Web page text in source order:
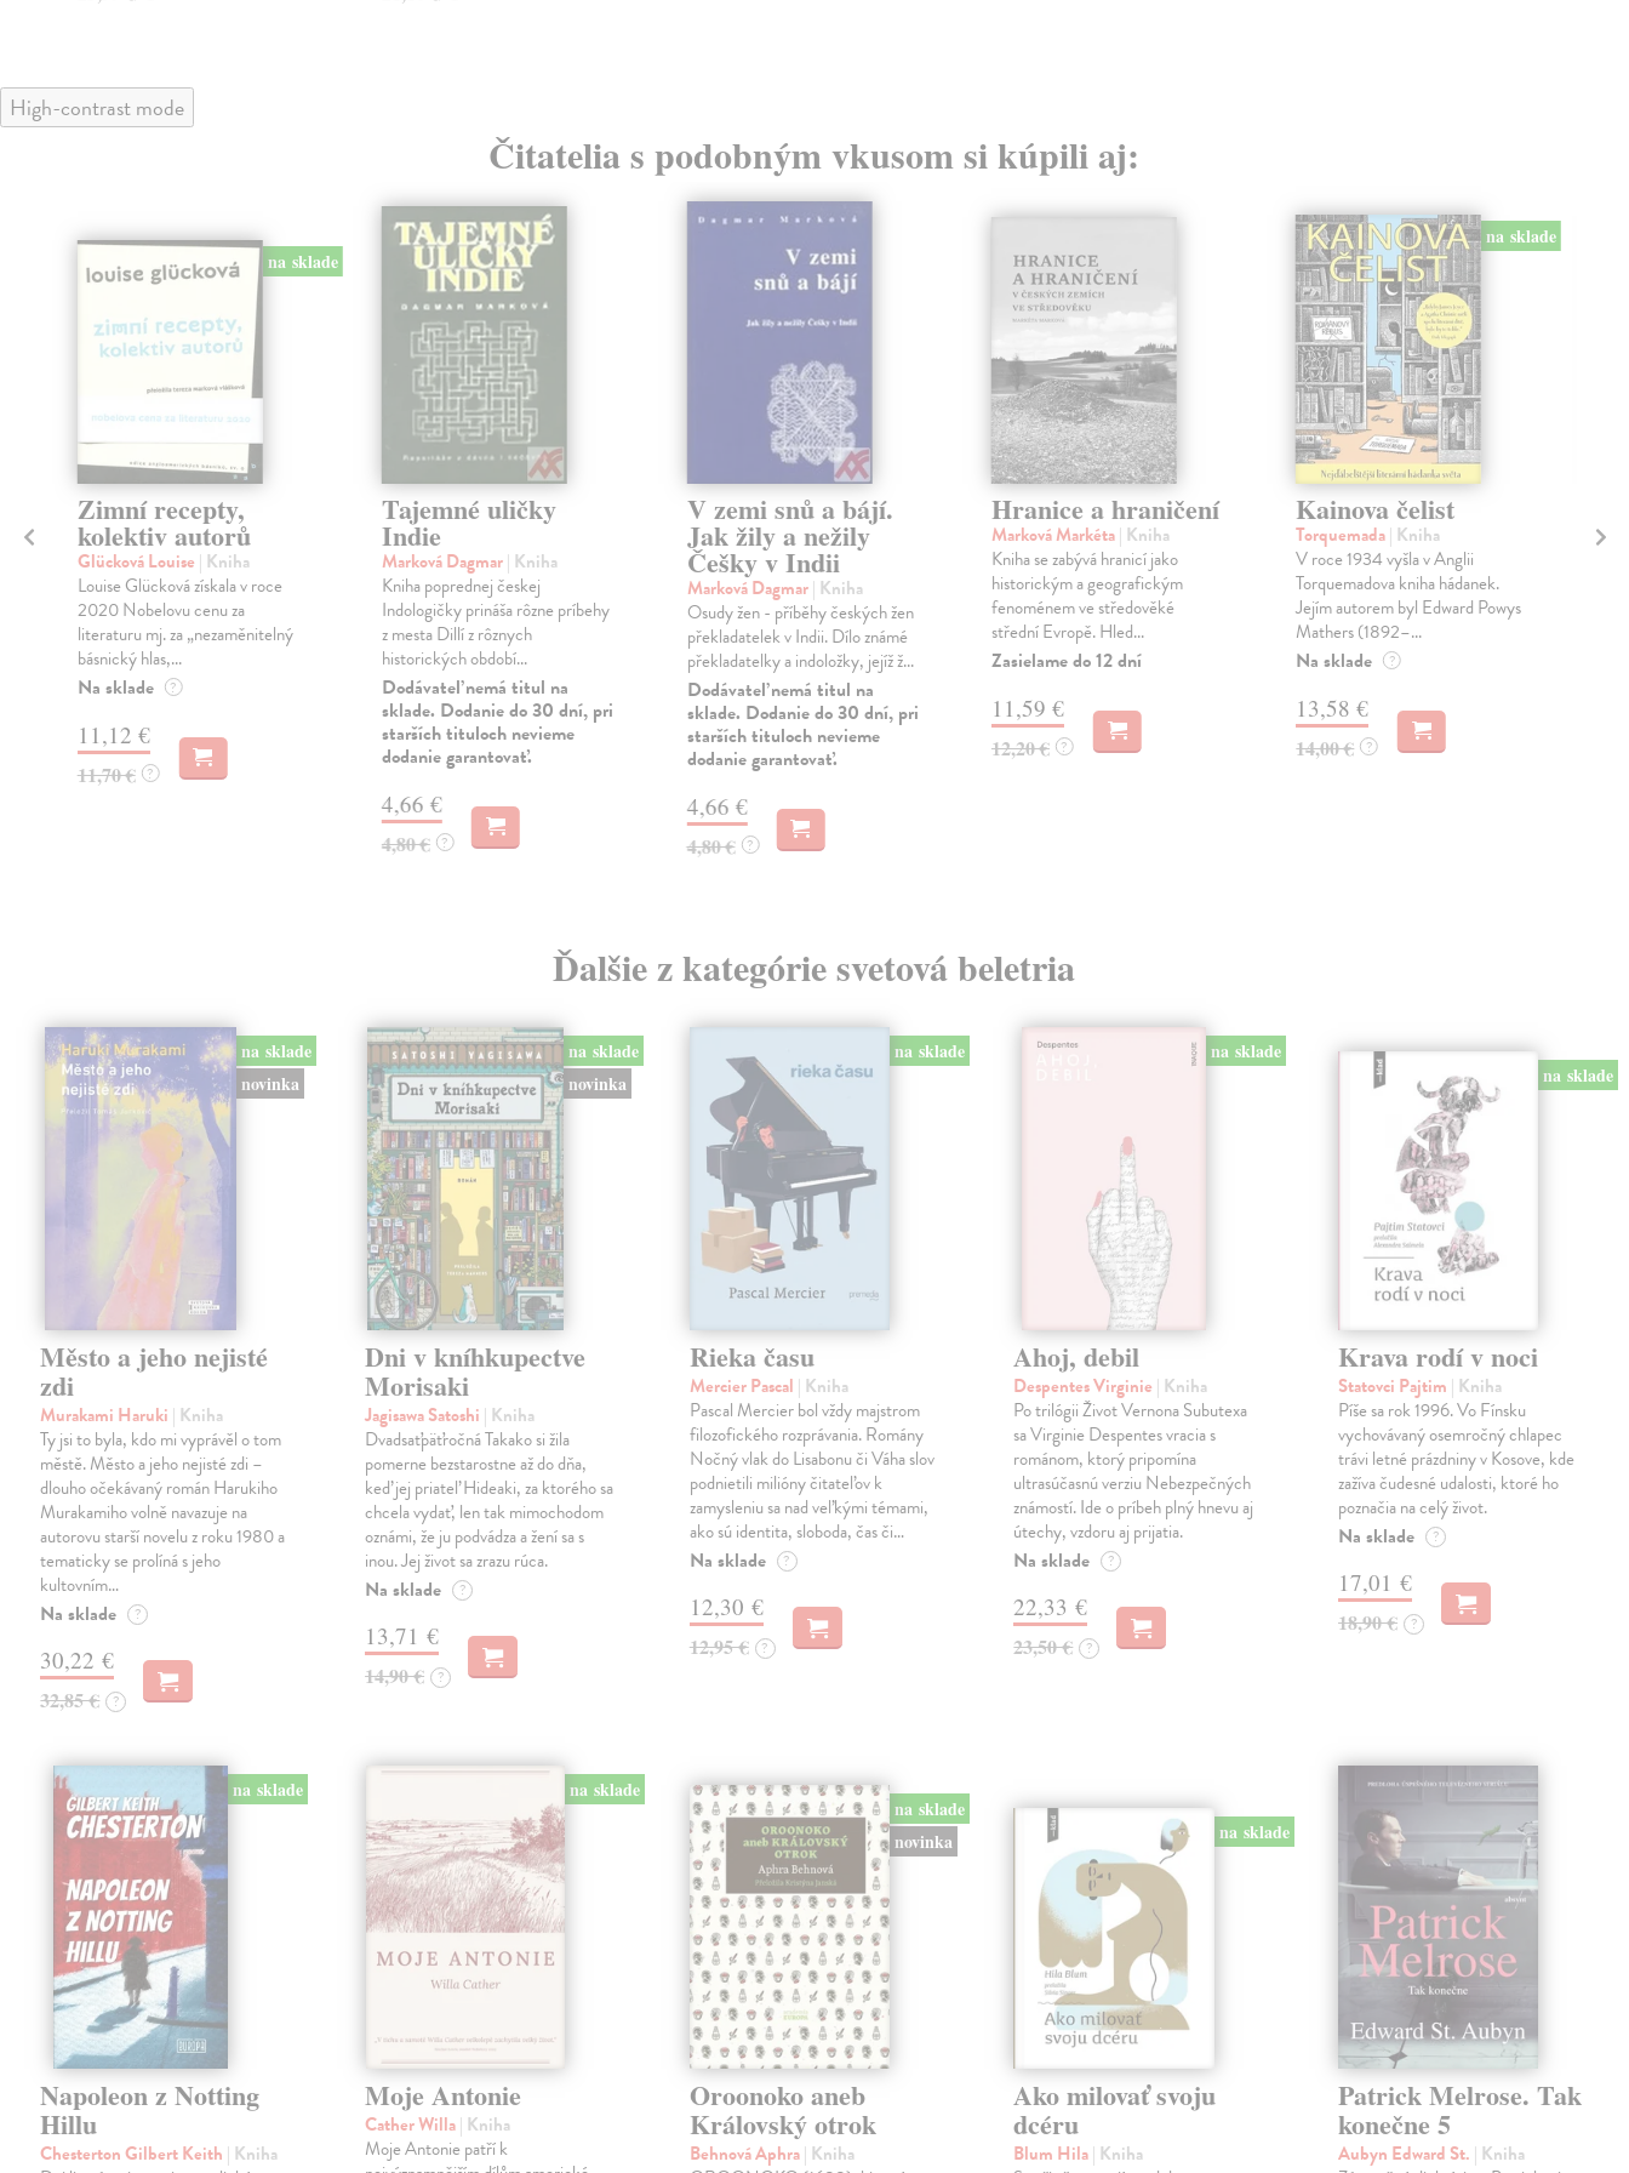
High-contrast mode
Čitatelia s podobným vkusom si kúpili aj:
na sklade
Zimní recepty,
kolektiv autorů
Glücková Louise | Kniha
Louise Glücková získala v roce
2020 Nobelovu cenu za
literaturu mj. za „nezaměnitelný
básnický hlas,...
Na sklade ?
11,12 €
11,70 € ?
Tajemné uličky
Indie
Marková Dagmar| Kniha
Kniha poprednej českej
Indologičky prináša rôzne príbehy
z mesta Dillí z rôznych
historických období...
Dodávateľ nemá titul na
sklade. Dodanie do 30 dní, pri
starších tituloch nevieme
dodanie garantovať.
4,66 €
4,80 € ?
V zemi snů a bájí.
Jak žily a nežily
Češky v Indii
Marková Dagmar| Kniha
Osudy žen - příběhy českých žen
překladatelek v Indii. Dílo známé
překladatelky a indoložky, jejíž ž...
Dodávateľ nemá titul na
sklade. Dodanie do 30 dní, pri
starších tituloch nevieme
dodanie garantovať.
4,66 €
4,80 € ?
Hranice a hraničení
Marková Markéta| Kniha
Kniha se zabývá hranicí jako
historickým a geografickým
fenoménem ve středověké
střední Evropě. Hled...
Zasielame do 12 dní
11,59 €
12,20 € ?
na sklade
Kainova čelist
Torquemada| Kniha
V roce 1934 vyšla v Anglii
Torquemadova kniha hádanek.
Jejím autorem byl Edward Powys
Mathers (1892–...
Na sklade ?
13,58 €
14,00 € ?
Ďalšie z kategórie svetová beletria
na sklade
novinka
Město a jeho nejisté
zdi
Murakami Haruki | Kniha
Ty jsi to byla, kdo mi vyprávěl o tom
městě. Město a jeho nejisté zdi –
dlouho očekávaný román Harukiho
Murakamiho volně navazuje na
autorovu starší novelu z roku 1980 a
tematicky se prolíná s jeho
kultovním…
Na sklade ?
30,22 €
32,85 € ?
na sklade
novinka
Dni v kníhkupectve
Morisaki
Jagisawa Satoshi | Kniha
Dvadsaťpäťročná Takako si žila
pomerne bezstarostne až do dňa,
keď jej priateľ Hideaki, za ktorého sa
chcela vydať, len tak mimochodom
oznámi, že ju podvádza a žení sa s
inou. Jej život sa zrazu rúca.
Na sklade ?
13,71 €
14,90 € ?
na sklade
Rieka času
Mercier Pascal | Kniha
Pascal Mercier bol vždy majstrom
filozofického rozprávania. Romány
Nočný vlak do Lisabonu či Váha slov
podnietili milióny čitateľov k
zamysleniu sa nad veľkými témami,
ako sú identita, sloboda, čas či…
Na sklade ?
12,30 €
12,95 € ?
na sklade
Ahoj, debil
Despentes Virginie | Kniha
Po trilógii Život Vernona Subutexa
sa Virginie Despentes vracia s
románom, ktorý pripomína
ultrasúčasnú verziu Nebezpečných
známostí. Ide o príbeh plný hnevu aj
útechy, vzdoru aj prijatia.
Na sklade ?
22,33 €
23,50 € ?
na sklade
Krava rodí v noci
Statovci Pajtim | Kniha
Píše sa rok 1996. Vo Fínsku
vychovávaný osemročný chlapec
trávi letné prázdniny v Kosove, kde
zažíva čudesné udalosti, ktoré ho
poznačia na celý život.
Na sklade ?
17,01 €
18,90 € ?
na sklade
Napoleon z Notting
Hillu
Chesterton Gilbert Keith | Kniha
na sklade
Moje Antonie
Cather Willa| Kniha
Moje Antonie patří k
na sklade
novinka
Oroonoko aneb
Královský otrok
Behnová Aphra| Kniha
na sklade
Ako milovať svoju
dcéru
Blum Hila| Kniha
Patrick Melrose. Tak
konečne 5
Aubyn Edward St. | Kniha